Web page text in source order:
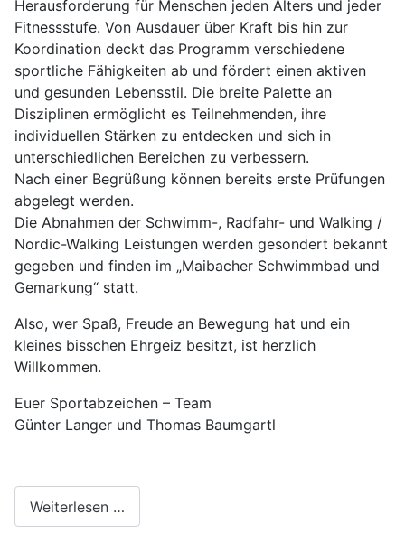
Herausforderung für Menschen jeden Alters und jeder
Fitnessstufe. Von Ausdauer über Kraft bis hin zur
Koordination deckt das Programm verschiedene
sportliche Fähigkeiten ab und fördert einen aktiven
und gesunden Lebensstil. Die breite Palette an
Disziplinen ermöglicht es Teilnehmenden, ihre
individuellen Stärken zu entdecken und sich in
unterschiedlichen Bereichen zu verbessern.
Nach einer Begrüßung können bereits erste Prüfungen
abgelegt werden.
Die Abnahmen der Schwimm-, Radfahr- und Walking /
Nordic-Walking Leistungen werden gesondert bekannt
gegeben und finden im „Maibacher Schwimmbad und
Gemarkung“ statt.
Also, wer Spaß, Freude an Bewegung hat und ein
kleines bisschen Ehrgeiz besitzt, ist herzlich
Willkommen.
Euer Sportabzeichen – Team
Günter Langer und Thomas Baumgartl
Weiterlesen …